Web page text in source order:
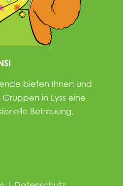
bieten Ihnen und
in Lyss eine
Betreuung.